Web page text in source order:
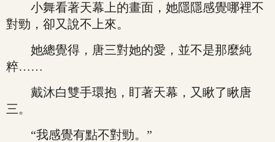
小舞看著天幕上的畫面，她隱隱感覺哪裡不
對勁，卻又說不上來。
她總覺得，唐三對她的愛，並不是那麼純
粹……
戴沐白雙手環抱，盯著天幕，又瞅了瞅唐
三。
“我感覺有點不對勁。”